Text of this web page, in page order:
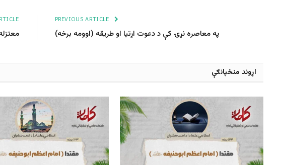
په معاصره نړۍ کې د دعوت اړتیا او طریقه (اوومه برخه)
اړوند منځپانګې